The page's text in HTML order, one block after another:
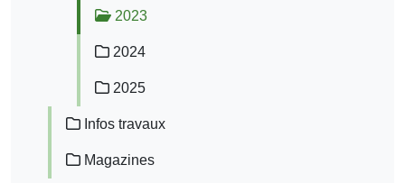
2023
2024
2025
Infos travaux
Magazines